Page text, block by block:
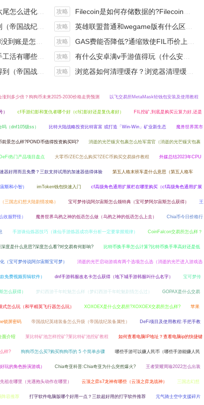
梦冰六尾怎么得） 攻略 Filecoin是如何存储数据的?Filecoin的价值体现和未来前景分析
纪游戏攻略） 攻略 英雄联盟普通和wegame版有什么区别（英雄联盟wegame版和英雄联盟）
是怎么回事? 攻略 GAS费能否降低?通缩致使FIL币价上涨,近看1000U
作的小项目真是可靠 攻略 有什么安卓满v手游值得玩（什么安卓手游好玩）
纪战役攻略） 攻略 浏览器如何清理缓存？浏览器清理缓存快捷键
涨到多少倍？狗狗币未来2025-2030价格走势预测 以飞交易所MetaMask轻钱包安装及使用教程
） cf手游幻影和复仇者哪个好（cf幻影好还是复仇者好） FIL挖矿,到底是购买云算力好,还是
（dnf105级ss） 比特大陆战略投资比特富富 或打造「Win-Win」矿业新生态 魔兽世界黑市
前景怎么样?POND币值得投资购买吗? 消逝的光芒赈灾包裹怎么给军需官（消逝的光芒赈灾包裹
热门产品项目盘点 大零币/ZEC怎么购买?ZEC币购买交易操作教程 外媒总结2023年CPU
器好用而且免费？三款支持试用的加速器值得体验 第五人格末班车是什么意思（第五人格车
斯和小智） imToken钱包快速入门 cf高级角色通用扩展栏在哪里购买（cf高级角色通用扩展
三国志幻想大陆剧情攻略） 宝可梦传说阿尔宙斯怎么领特典（宝可梦阿尔宙斯怎么获得） 王
收服野怪） 魔兽世界乌鸦之神的低语怎么做（乌鸦之神的低语怎么上去） Chia币今日价格行
手游诛仙炼器技巧（诛仙手游炼器成功率分析一定要掌握规律） CoinFalcon交易所怎么样？
度是什么意思?深度怎么看?对交易有何影响? 比特币换手率怎么计算?比特币换手率高好还是低
（宝可梦传说阿尔宙斯宝可梦） 消逝的光芒启动游戏有两个选项怎么选（消逝的光芒进入游戏选
免费视频剪辑软件） dnf手游韩服改名卡怎么获得（地下城手游韩服叫什么名字） 宝可梦传
怎么获得） 梦幻西游千年蛇魅怎么样（梦幻西游千年蛇魅剧情怎么过） GOPAX是什么交易
式怎么玩（和平精英飞行器怎么玩） XOXOEX是什么交易所?XOXOEX交易所怎么样? 苹果
锁屏密码 帝国战纪英雄装备怎么升级（帝国战纪装备属性） DeFi项目及使用教程:手把手教
面介绍 莱比特矿池怎样挖矿?莱比特矿池挖矿教程 如何查看电脑IP地址？查看电脑ip的快捷键
样? 狗狗币怎么买?购买狗狗币的 5 个简单步骤 哪些手游可以赚人民币（哪些手游能赚人民
玩的角色扮演游戏） Chia奇亚科普:Chia奇亚为什么突然爆火? 王者荣耀周瑜2022怎么出装
祖在哪里（光遇抱头动作在哪里） 云顶之弈s7龙神有哪些（云顶之弈龙战神） 三国志幻想
阵容推荐 打字软件电脑版哪个好用一点？三款超好用的打字软件推荐 元气骑士空中支援碎片